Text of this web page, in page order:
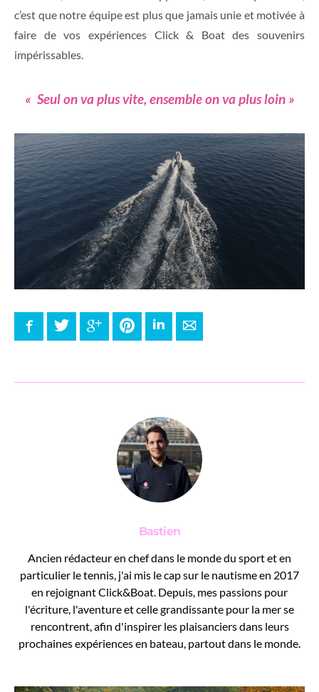
c’est que notre équipe est plus que jamais unie et motivée à
faire de vos expériences Click & Boat des souvenirs
impérissables.
« Seul on va plus vite, ensemble on va plus loin »
FacebookTwitter Google+ PinterestLinkedInE-mail
Bastien
Ancien rédacteur en chef dans le monde du sport et en
particulier le tennis, j'ai mis le cap sur le nautisme en 2017
en rejoignant Click&Boat. Depuis, mes passions pour
l'écriture, l'aventure et celle grandissante pour la mer se
rencontrent, afin d'inspirer les plaisanciers dans leurs
prochaines expériences en bateau, partout dans le monde.